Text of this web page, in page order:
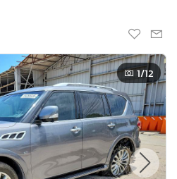
1/12